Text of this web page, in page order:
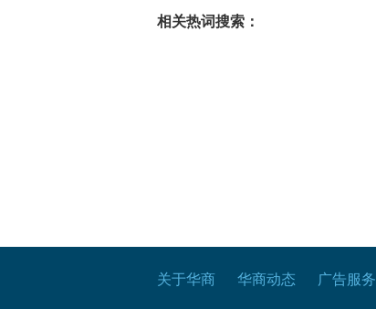
相关热词搜索：
关于华商 华商动态 广告服务